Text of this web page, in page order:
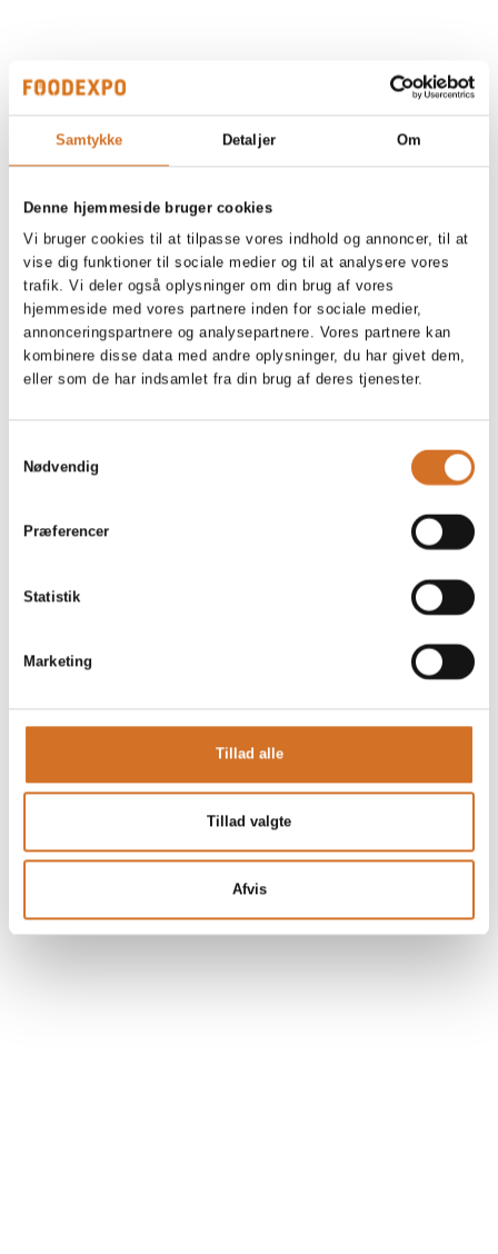
Samtykke Detaljer Om
Denne hjemmeside bruger cookies
Vi bruger cookies til at tilpasse vores indhold og annoncer, til at
vise dig funktioner til sociale medier og til at analysere vores
trafik. Vi deler også oplysninger om din brug af vores
hjemmeside med vores partnere inden for sociale medier,
annonceringspartnere og analysepartnere. Vores partnere kan
kombinere disse data med andre oplysninger, du har givet dem,
eller som de har indsamlet fra din brug af deres tjenester.
Nødvendig
Præferencer
Statistik
Marketing
Tillad alle
Tillad valgte
Afvis